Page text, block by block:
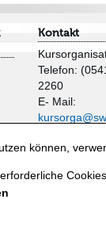
Kontakt
Telefon:
2260
E- Mail:
Telefon:
können,